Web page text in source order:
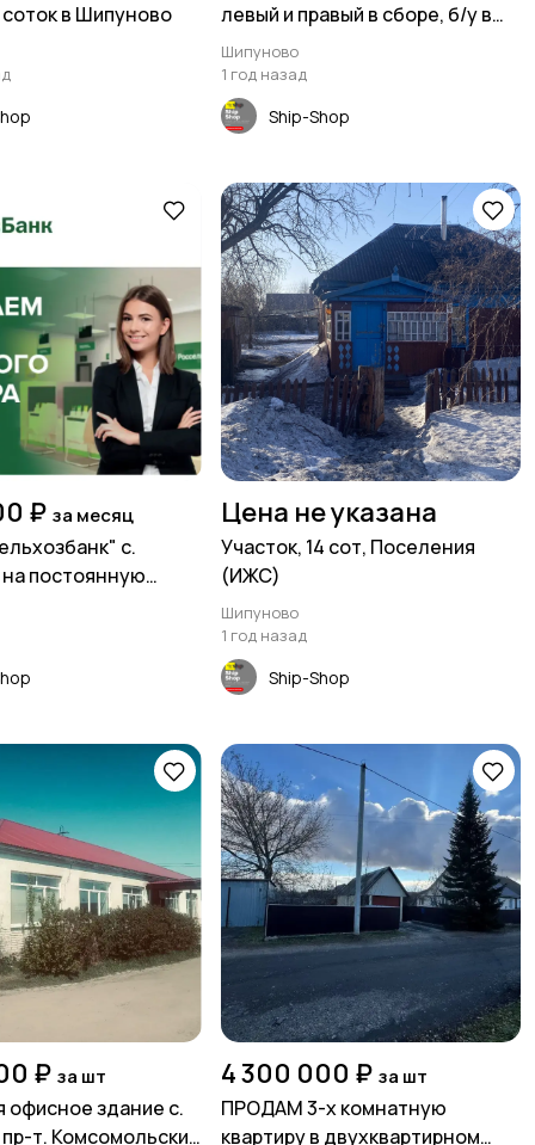
соток в Шипуново
левый и правый в сборе, б/у в
хорошем состоянии
Шипуново
1 год назад
Ship-Shop
₽ за месяц
с.
постоянную
Цена не указана
Участок, 14 сот, Поселения
(ИЖС)
Шипуново
1 год назад
Ship-Shop
₽ за шт
офисное здание с.
т. Комсомольский
4 300 000 ₽ за шт
ПРОДАМ 3-х комнатную
квартиру в двухквартирном